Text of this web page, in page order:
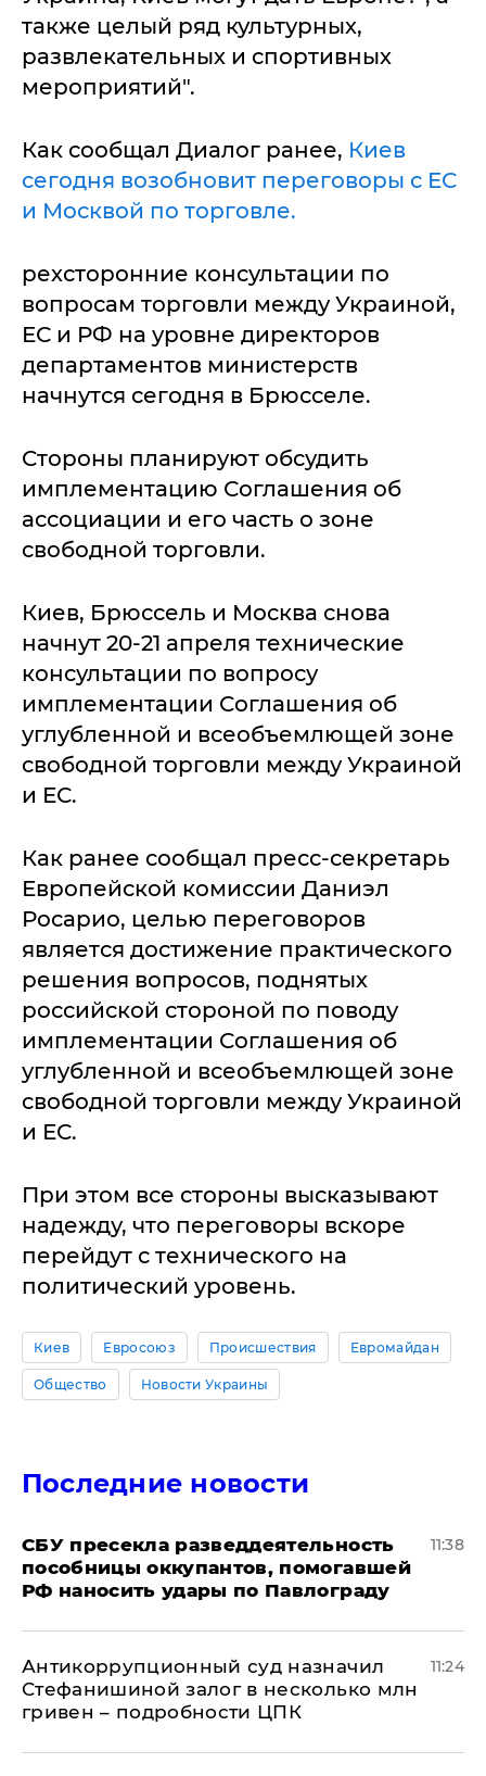
также целый ряд культурных,
развлекательных и спортивных
мероприятий".
Как сообщал Диалог ранее, Киев
сегодня возобновит переговоры с ЕС
и Москвой по торговле.
рехсторонние консультации по
вопросам торговли между Украиной,
ЕС и РФ на уровне директоров
департаментов министерств
начнутся сегодня в Брюсселе.
Стороны планируют обсудить
имплементацию Соглашения об
ассоциации и его часть о зоне
свободной торговли.
Киев, Брюссель и Москва снова
начнут 20-21 апреля технические
консультации по вопросу
имплементации Соглашения об
углубленной и всеобъемлющей зоне
свободной торговли между Украиной
и ЕС.
Как ранее сообщал пресс-секретарь
Европейской комиссии Даниэл
Росарио, целью переговоров
является достижение практического
решения вопросов, поднятых
российской стороной по поводу
имплементации Соглашения об
углубленной и всеобъемлющей зоне
свободной торговли между Украиной
и ЕС.
При этом все стороны высказывают
надежду, что переговоры вскоре
перейдут с технического на
политический уровень.
Киев Евросоюз Происшествия Евромайдан
Общество Новости Украины
Последние новости
СБУ пресекла разведдеятельность
пособницы оккупантов, помогавшей
РФ наносить удары по Павлограду
11:38
Антикоррупционный суд назначил
Стефанишиной залог в несколько млн
гривен – подробности ЦПК
11:24